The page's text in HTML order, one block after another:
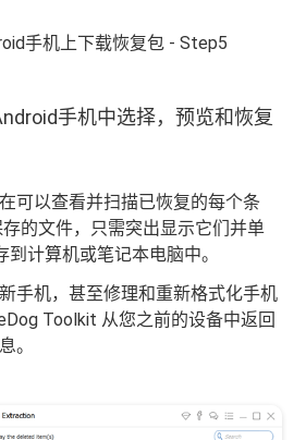
手机上下载恢复包 - Step5
手机中选择，预览和恢复
可以查看并扫描已恢复的每个条
的文件，只需突出显示它们并单
到计算机或笔记本电脑中。
手机，甚至修理和重新格式化手机
Toolkit 从您之前的设备中返回
。